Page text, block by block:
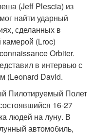
(Jeff Plescia) из
найти ударный
сделанных в
(Lroc)
Orbiter.
в интервью с
(Leonard David.
Пилотируемый Полет
16-27
людей на луну. В
автомобиль,